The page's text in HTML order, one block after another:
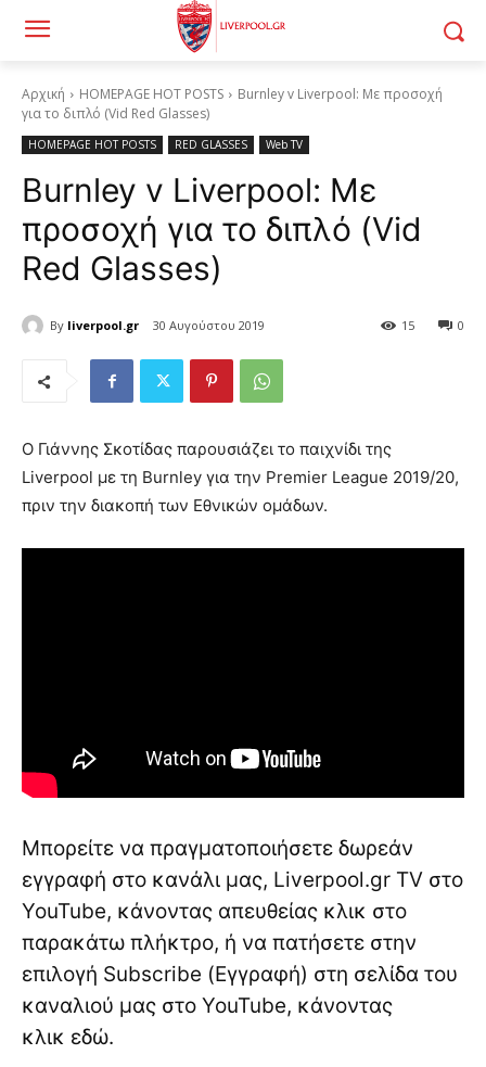
Αρχική HOMEPAGE HOT POSTS
Burnley v Liverpool: Με προσοχή
για το διπλό (Vid Red Glasses)
HOMEPAGE HOT POSTS RED GLASSES Web TV
Burnley v Liverpool: Με
προσοχή για το διπλό (Vid
Red Glasses)
By liverpool.gr 30 Αυγούστου 2019 0
15
Ο Γιάννης Σκοτίδας παρουσιάζει το παιχνίδι της
Liverpool με τη Burnley για την Premier League 2019/20,
πριν την διακοπή των Εθνικών ομάδων.
Μπορείτε να πραγματοποιήσετε δωρεάν
εγγραφή στο κανάλι μας, Liverpool.gr TV στο
YouTube, κάνοντας απευθείας κλικ στο
παρακάτω πλήκτρο, ή να πατήσετε στην
επιλογή Subscribe (Εγγραφή) στη σελίδα του
καναλιού μας στο YouTube, κάνοντας
κλικ εδώ.